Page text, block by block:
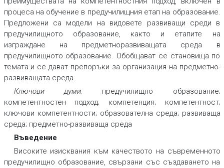
процеса на обучение в предучилищния етап на образование.
Предложени са модели на видовете развиващи среди в
предучилищното образование, както и етапите на
изграждане на предметноразвиващата среда в
предучилищното образование. Обобщават се становища по
темата и се дават препоръки за организация на предметно-
развиващата среда.
Ключови думи: предучилищно образование;
компетентностен подход; компетенция; компетентност;
ключови компетентности; образователна среда; развиваща
среда; предметно-развиваща среда
Въведение
Високите изисквания към качеството на съвременното
предучилищно образование, свързани със създаването на